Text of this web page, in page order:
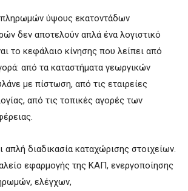
πληρωμών ύψους εκατοντάδων
δεν αποτελούν απλά ένα λογιστικό
το κεφάλαιο κίνησης που λείπει από
από τα καταστήματα γεωργικών
με πίστωση, από τις εταιρείες
από τις τοπικές αγορές των
απλή διαδικασία καταχώρισης στοιχείων.
εφαρμογής της ΚΑΠ, ενεργοποίησης
ελέγχων,